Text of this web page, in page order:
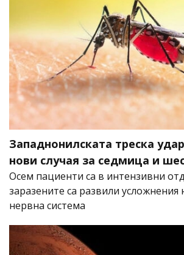
Западнонилската треска
нови случая за седмица и
Осем пациенти са в интензивни
заразените са развили усложнения
нервна система